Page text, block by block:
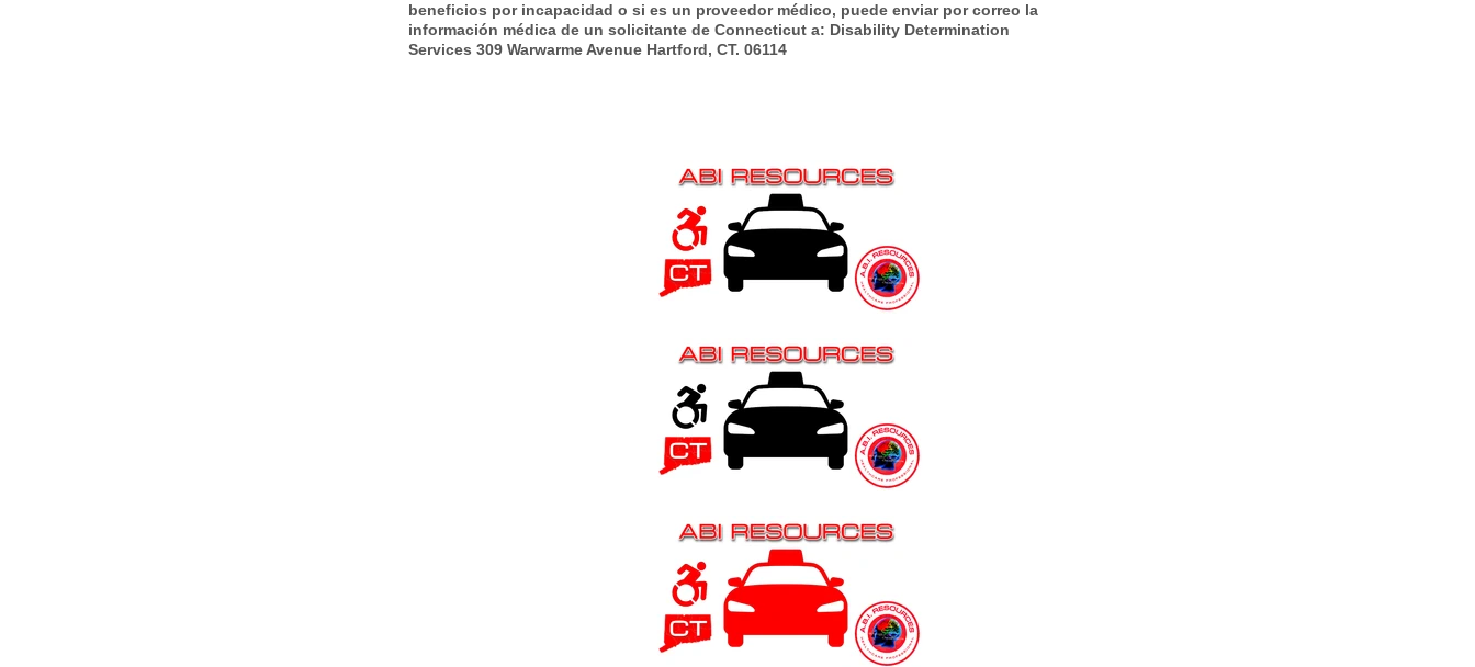
beneficios por incapacidad o si es un proveedor médico, puede enviar por correo la
información médica de un solicitante de Connecticut a: Disability Determination
Services 309 Warwarme Avenue Hartford, CT. 06114